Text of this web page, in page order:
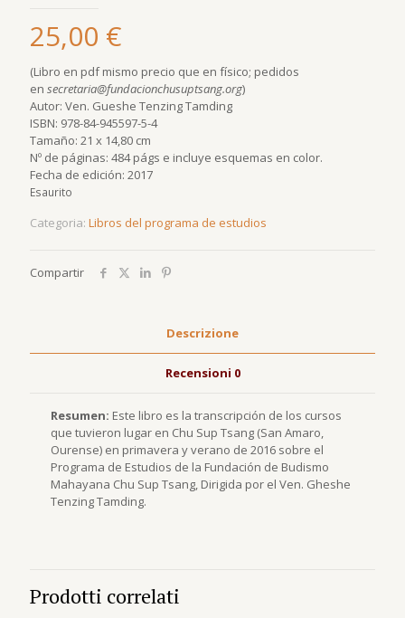
25,00 €
(Libro en pdf mismo precio que en físico; pedidos
en secretaria@fundacionchusuptsang.org)
Autor: Ven. Gueshe Tenzing Tamding
ISBN: 978-84-945597-5-4
Tamaño: 21 x 14,80 cm
Nº de páginas: 484 págs e incluye esquemas en color.
Fecha de edición: 2017
Esaurito
Categoria: Libros del programa de estudios
Compartir
Descrizione
Recensioni 0
Resumen: Este libro es la transcripción de los cursos
que tuvieron lugar en Chu Sup Tsang (San Amaro,
Ourense) en primavera y verano de 2016 sobre el
Programa de Estudios de la Fundación de Budismo
Mahayana Chu Sup Tsang, Dirigida por el Ven. Gheshe
Tenzing Tamding.
Prodotti correlati